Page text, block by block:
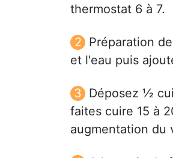
thermostat 6 à 7.
Préparation
et l'eau puis
Déposez ½
faites cuire 15 à
augmentation du